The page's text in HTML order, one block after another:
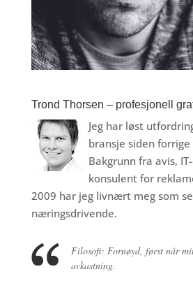
Trond Thorsen – profesjonell
Jeg har løst
bransje siden
Bakgrunn fra avis,
konsulent for
2009 har jeg livnært meg som
næringsdrivende.
Filosofi: Fornøyd, først når
avkastning.